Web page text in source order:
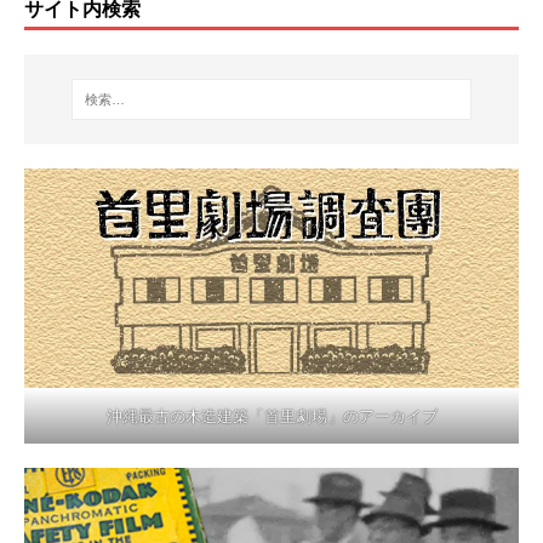
サイト内検索
沖縄最古の木造建築「首里劇場」のアーカイブ